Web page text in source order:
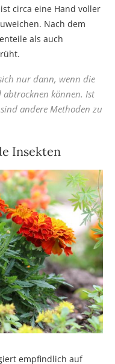
circa eine Hand voller
Nach dem
als auch
nur dann, wenn die
können. Ist
andere Methoden zu
Insekten
empfindlich auf